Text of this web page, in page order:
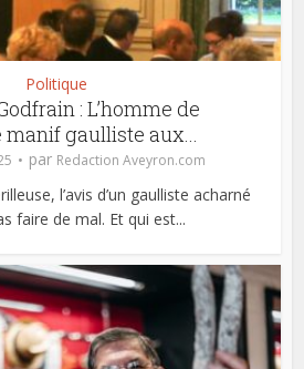
Politique
: L’homme de
manif gaulliste aux...
par Redaction Aveyron.com
l’avis d’un gaulliste acharné
faire de mal. Et qui est...